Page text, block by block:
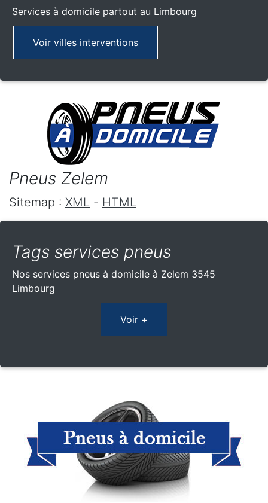
Services à domicile partout au Limbourg
Voir villes interventions
Pneus Zelem
Sitemap : XML - HTML
Tags services pneus
Nos services pneus à domicile à Zelem 3545
Limbourg
Voir +